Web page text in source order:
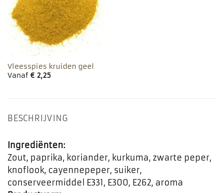
Vleesspies kruiden geel
Vanaf €2,25
BESCHRIJVING
Ingrediënten:
Zout, paprika, koriander, kurkuma, zwarte peper,
knoflook, cayennepeper, suiker,
conserveermiddel E331, E300, E262, aroma